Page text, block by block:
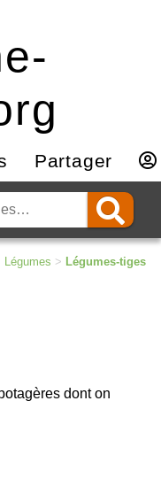
Partager
Légumes > Légumes-tiges
dont on